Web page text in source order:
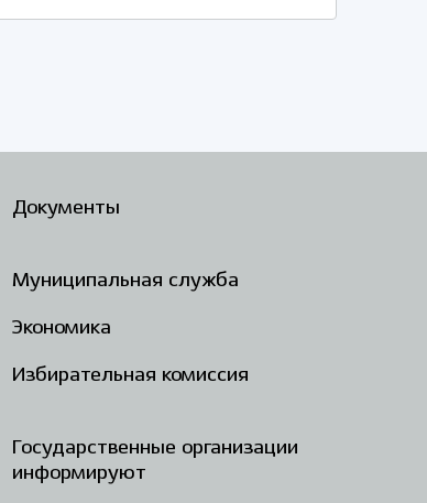
Документы
Муниципальная служба
Экономика
Избирательная комиссия
Государственные организации
информируют